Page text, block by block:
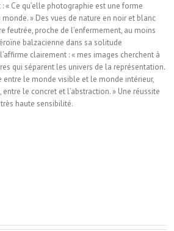
« Ce qu’elle photographie est une forme
» Des vues de nature en noir et blanc
feutrée, proche de l’enfermement, au moins
balzacienne dans sa solitude
clairement : « mes images cherchent à
qui séparent les univers de la représentation.
le monde visible et le monde intérieur,
le concret et l’abstraction. » Une réussite
haute sensibilité.